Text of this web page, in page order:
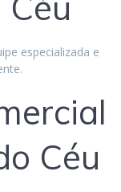
especializada e
Céu